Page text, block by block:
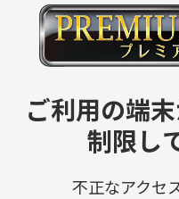
ご利用の端
制限し
不正なアクセ